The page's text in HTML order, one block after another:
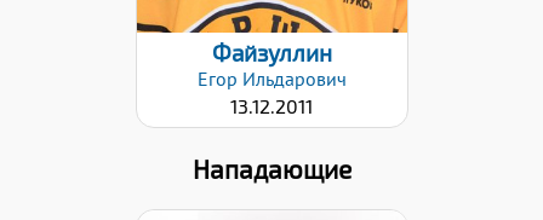
Файзуллин
Егор Ильдарович
13.12.2011
Нападающие